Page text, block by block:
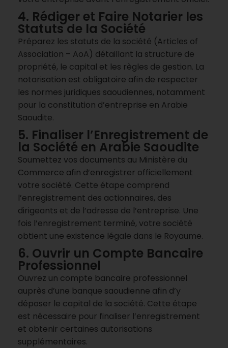
4. Rédiger et Faire Notarier les
Statuts de la Société
Préparez les statuts de la société (Articles of
Association – AoA) détaillant la structure de
propriété, le capital et les règles de gestion. La
notarisation est obligatoire afin de respecter
les normes juridiques saoudiennes, notamment
pour la constitution d’entreprise en Arabie
Saoudite.
5. Finaliser l’Enregistrement de
la Société en Arabie Saoudite
Soumettez vos documents au Ministère du
Commerce afin d’enregistrer officiellement
votre société. Cette étape comprend
l’enregistrement des actionnaires, des
dirigeants et de l’adresse de l’entreprise. Une
fois l’enregistrement terminé, votre société
obtient une existence légale dans le Royaume.
6. Ouvrir un Compte Bancaire
Professionnel
Ouvrez un compte bancaire professionnel
auprès d’une banque saoudienne afin d’y
déposer le capital de la société. Cette étape
est nécessaire pour finaliser l’enregistrement
et obtenir certaines autorisations
supplémentaires.